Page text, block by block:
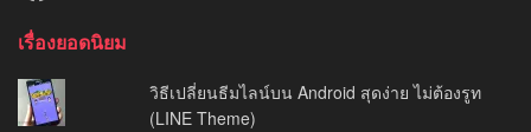
เรื่องยอดนิยม
วิธีเปลี่ยนธีมไลน์บน Android สุดง่าย ไม่ต้องรูท
(LINE Theme)